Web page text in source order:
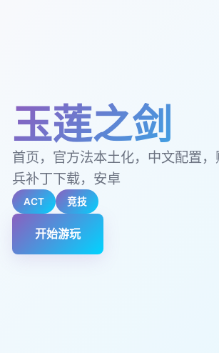
玉莲之剑
首页，官方法本土化，中文配置
兵补丁下载，安卓
ACT 竞技
开始游玩